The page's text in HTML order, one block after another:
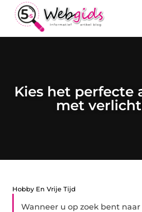
Kies het perfecte
met
Hobby En Vrije Tijd
Wanneer u op zoek bent